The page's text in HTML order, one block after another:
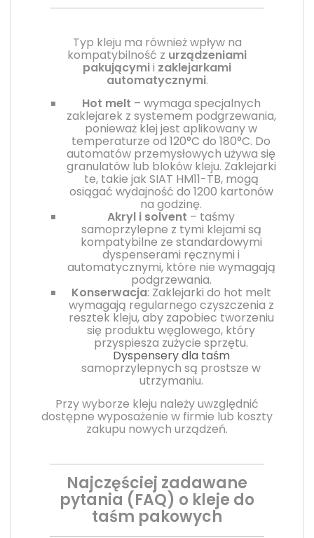
Typ kleju ma również wpływ na
kompatybilność z urządzeniami
pakującymii zaklejarkami
automatycznymi.
Hot melt – wymaga specjalnych
zaklejarek z systemem podgrzewania,
ponieważ klej jest aplikowany w
temperaturze od 120°C do 180°C. Do
automatów przemysłowych używa się
granulatów lub bloków kleju. Zaklejarki
te, takie jak SIAT HM11-TB, mogą
osiągać wydajność do 1200 kartonów
na godzinę.
Akryl i solvent – taśmy
samoprzylepne z tymi klejami są
kompatybilne ze standardowymi
dyspenserami ręcznymi i
automatycznymi, które nie wymagają
podgrzewania.
Konserwacja: Zaklejarki do hot melt
wymagają regularnego czyszczenia z
resztek kleju, aby zapobiec tworzeniu
się produktu węglowego, który
przyspiesza zużycie sprzętu.
Dyspensery dla taśm
samoprzylepnych są prostsze w
utrzymaniu.
Przy wyborze kleju należy uwzględnić
dostępne wyposażenie w firmie lub koszty
zakupu nowych urządzeń.
Najczęściej zadawane
pytania (FAQ) o kleje do
taśm pakowych